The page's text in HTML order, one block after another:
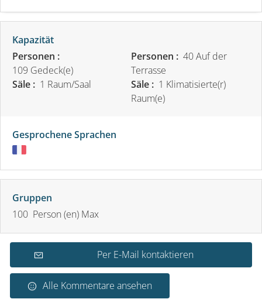
Kapazität
Personen :
109 Gedeck(e)
Personen : 40 Auf der
Terrasse
Säle : 1 Raum/Saal Säle : 1 Klimatisierte(r)
Raum(e)
Gesprochene Sprachen
Gruppen
100 Person (en) Max
Per E-Mail kontaktieren
Alle Kommentare ansehen